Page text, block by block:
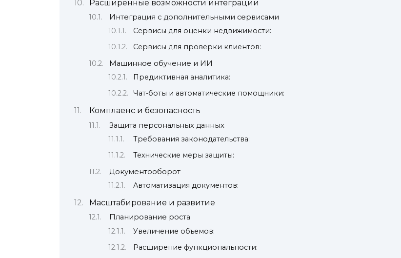
Расширенные возможности интеграции
Интеграция с дополнительными сервисами
Сервисы для оценки недвижимости:
Сервисы для проверки клиентов:
Машинное обучение и ИИ
Предиктивная аналитика:
Чат-боты и автоматические помощники:
Комплаенс и безопасность
Защита персональных данных
Требования законодательства:
Технические меры защиты:
Документооборот
Автоматизация документов:
Масштабирование и развитие
Планирование роста
Увеличение объемов:
Расширение функциональности: